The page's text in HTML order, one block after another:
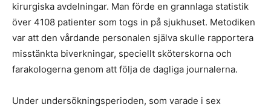
kirurgiska avdelningar. Man förde en grannlaga statistik
över 4108 patienter som togs in på sjukhuset. Metodiken
var att den vårdande personalen själva skulle rapportera
misstänkta biverkningar, speciellt sköterskorna och
farakologerna genom att följa de dagliga journalerna.
Under undersökningsperioden, som varade i sex